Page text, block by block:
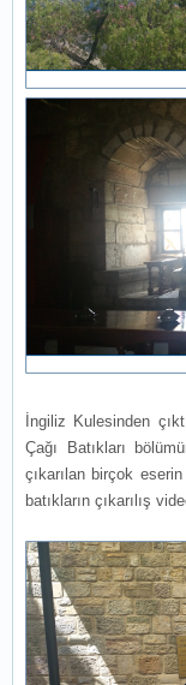
İngiliz Kulesinden
Çağı Batıkları
çıkarılan birçok
batıkların çıkarılış